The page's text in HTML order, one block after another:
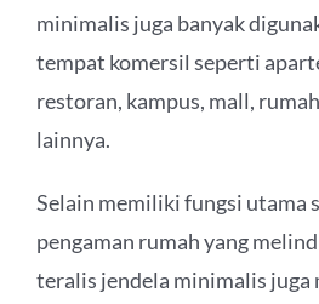
minimalis juga banyak
tempat komersil seperti
restoran, kampus, mall,
lainnya.
Selain memiliki fungsi utama
pengaman rumah yang
teralis jendela minimalis juga